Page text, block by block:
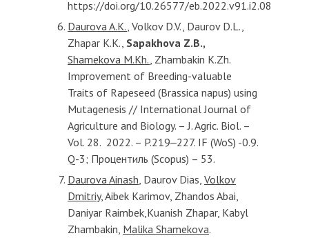
https://doi.org/10.26577/eb.2022.v91.i2.08
Daurova A.K., Volkov D.V., Daurov D.L.,
Zhapar K.K., Sapakhova Z.B.,
Shamekova M.Kh., Zhambakin K.Zh.
Improvement of Breeding-valuable
Traits of Rapeseed (Brassica napus) using
Mutagenesis // International Journal of
Agriculture and Biology. – J. Agric. Biol. –
Vol. 28. 2022. – P.219‒227. IF (WoS) -0.9.
Q-3; Процентиль (Scopus) – 53.
Daurova Ainash, Daurov Dias, Volkov
Dmitriy, Aibek Karimov, Zhandos Abai,
Daniyar Raimbek,Kuanish Zhapar, Kabyl
Zhambakin, Malika Shamekova.